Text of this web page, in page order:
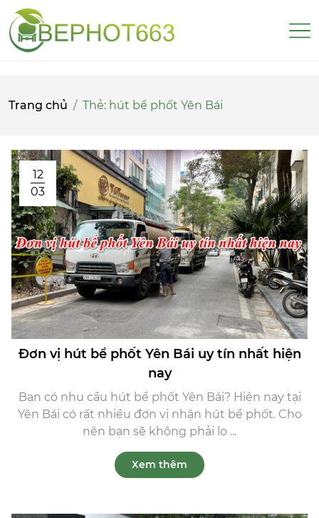
Trang chủ Thẻ: hút bể phốt Yên Bái
12
03
Đơn vị hút bể phốt Yên Bái uy tín nhất hiện
nay
Bạn có nhu cầu hút bể phốt Yên Bái? Hiện nay tại
Yên Bái có rất nhiều đơn vị nhận hút bể phốt. Cho
nên bạn sẽ không phải lo ...
Xem thêm